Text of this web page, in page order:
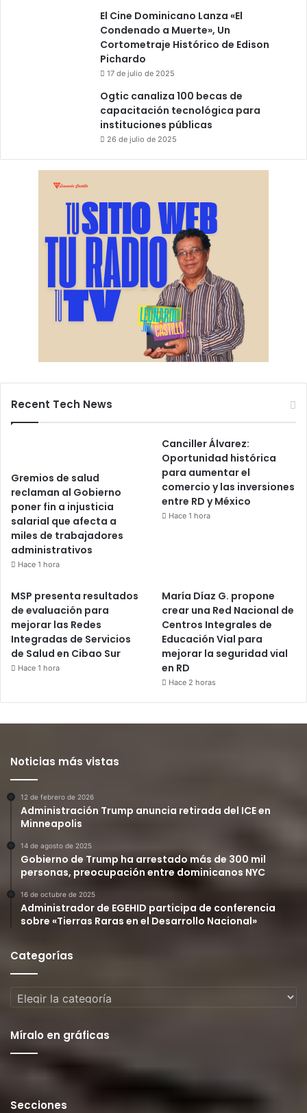
El Cine Dominicano Lanza «El
Condenado a Muerte», Un
Cortometraje Histórico de Edison
Pichardo
17 de julio de 2025
Ogtic canaliza 100 becas de
capacitación tecnológica para
instituciones públicas
26 de julio de 2025
Recent Tech News
Gremios de salud
reclaman al Gobierno
poner fin a injusticia
salarial que afecta a
miles de trabajadores
administrativos
Hace 1 hora
Canciller Álvarez:
Oportunidad histórica
para aumentar el
comercio y las inversiones
entre RD y México
Hace 1 hora
MSP presenta resultados
de evaluación para
mejorar las Redes
Integradas de Servicios
de Salud en Cibao Sur
Hace 1 hora
María Díaz G. propone
crear una Red Nacional de
Centros Integrales de
Educación Vial para
mejorar la seguridad vial
en RD
Hace 2 horas
Noticias más vistas
12 de febrero de 2026
Administración Trump anuncia retirada del ICE en
Minneapolis
14 de agosto de 2025
Gobierno de Trump ha arrestado más de 300 mil
personas, preocupación entre dominicanos NYC
16 de octubre de 2025
Administrador de EGEHID participa de conferencia
sobre «Tierras Raras en el Desarrollo Nacional»
Categorías
Categorías
Míralo en gráficas
Secciones